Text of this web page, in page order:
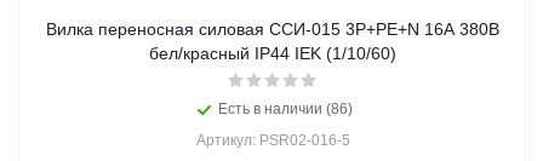
Вилка переносная силовая ССИ-015 3Р+РЕ+N 16А 380В
бел/красный IP44 IEK (1/10/60)
Есть в наличии (86)
Артикул: PSR02-016-5